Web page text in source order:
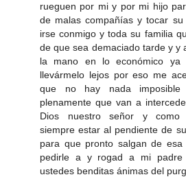
rueguen por mi y por mi hijo
de malas compañías y tocar
irse conmigo y toda su familia
de que sea demaciado tarde y y
la mano en lo económico
llevármelo lejos por eso me
que no hay nada
plenamente que van a
Dios nuestro señor y como
siempre estar al pendiente de
para que pronto salgan de
pedirle a y rogad a mi padre
ustedes benditas ánimas del